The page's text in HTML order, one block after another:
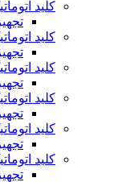
کلید
کلید
کلید
کلید
کلید
کلید